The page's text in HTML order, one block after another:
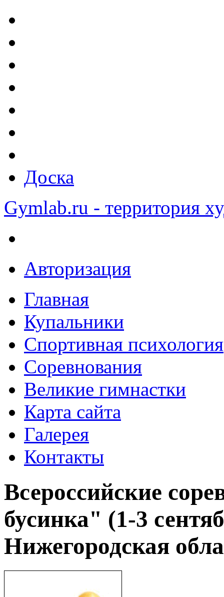
Доска
Gymlab.ru - территория
Авторизация
Главная
Купальники
Спортивная психология
Соревнования
Великие гимнастки
Карта сайта
Галерея
Контакты
Всероссийские
бусинка" (1-3
Нижегородская